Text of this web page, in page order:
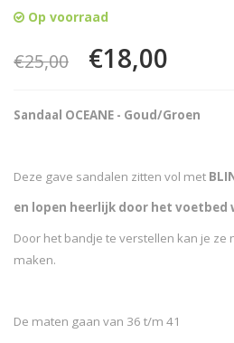
Op voorraad
€25,00 €18,00
Sandaal OCEANE - Goud/Groen
Deze gave sandalen zitten vol met
en lopen heerlijk door het voetbed
Door het bandje te verstellen kan je
maken.
De maten gaan van 36 t/m 41